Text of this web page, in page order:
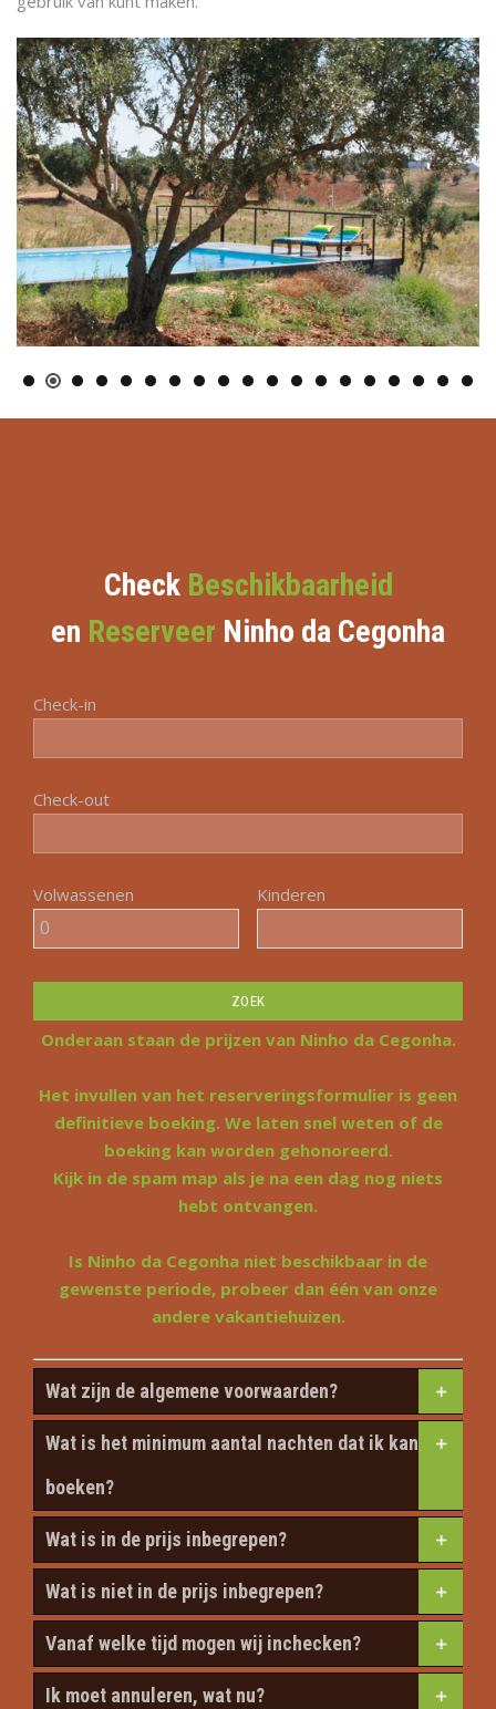
CheckBeschikbaarheid
en Reserveer Ninho da Cegonha
Check-in
Check-out
Volwassenen Kinderen
Onderaan staan de prijzen van Ninho da Cegonha.
Het invullen van het reserveringsformulier is geen
definitieve boeking. We laten snel weten of de
boeking kan worden gehonoreerd.
Kijk in de spam map als je na een dag nog niets
hebt ontvangen.
Is Ninho da Cegonha niet beschikbaar in de
gewenste periode, probeer dan één van onze
andere vakantiehuizen.
Wat zijn de algemene voorwaarden?
Wat is het minimum aantal nachten dat ik kan
boeken?
Wat is in de prijs inbegrepen?
Wat is niet in de prijs inbegrepen?
Vanaf welke tijd mogen wij inchecken?
Ik moet annuleren, wat nu?